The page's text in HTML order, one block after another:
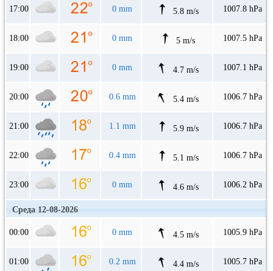
17:00 0 mm 5.8 m/s 1007.8 hPa
18:00 0 mm 5 m/s 1007.5 hPa
19:00 0 mm 4.7 m/s 1007.1 hPa
20:00 0.6 mm 5.4 m/s 1006.7 hPa
21:00 1.1 mm 5.9 m/s 1006.7 hPa
22:00 0.4 mm 5.1 m/s 1006.7 hPa
23:00 0 mm 4.6 m/s 1006.2 hPa
Среда 12-08-2026
00:00 0 mm 4.5 m/s 1005.9 hPa
01:00 0.2 mm 4.4 m/s 1005.7 hPa